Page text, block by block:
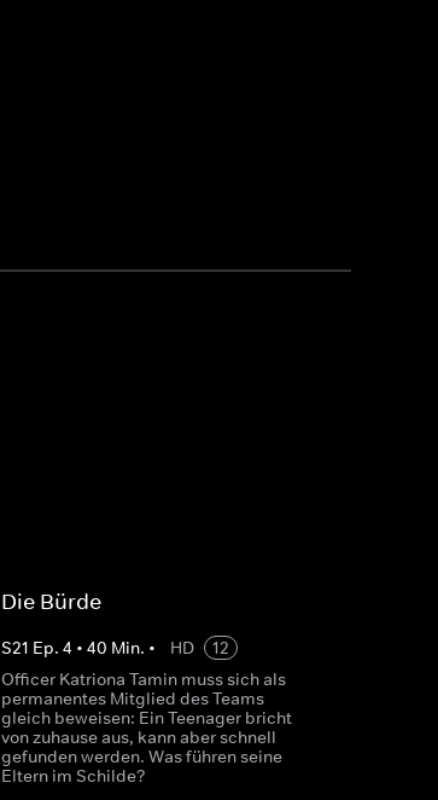
Die Bürde
S21 Ep. 4 • 40 Min. • HD
12
Officer Katriona Tamin muss sich als
permanentes Mitglied des Teams
gleich beweisen: Ein Teenager bricht
von zuhause aus, kann aber schnell
gefunden werden. Was führen seine
Eltern im Schilde?